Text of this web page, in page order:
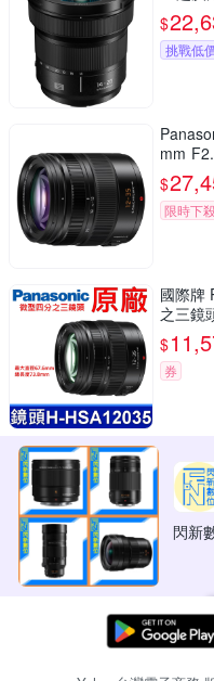
$
挑戰低
mm
貨 H-
$
限時下
國際牌
之三鏡
$
券
閃新